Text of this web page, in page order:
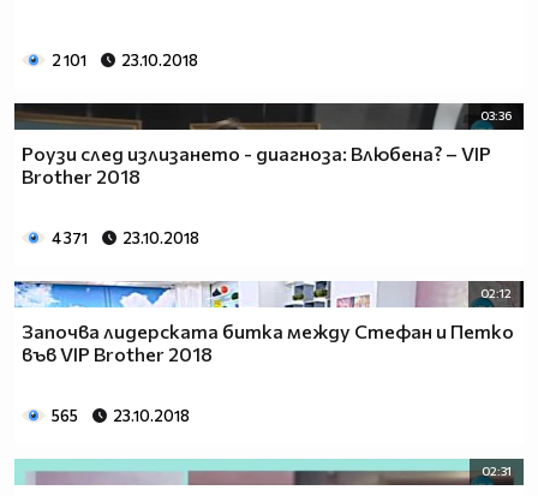
2 101 23.10.2018
03:36
Роузи след излизането - диагноза: Влюбена? – VIP
Brother 2018
4 371 23.10.2018
02:12
Започва лидерската битка между Стефан и Петко
във VIP Brother 2018
565 23.10.2018
02:31